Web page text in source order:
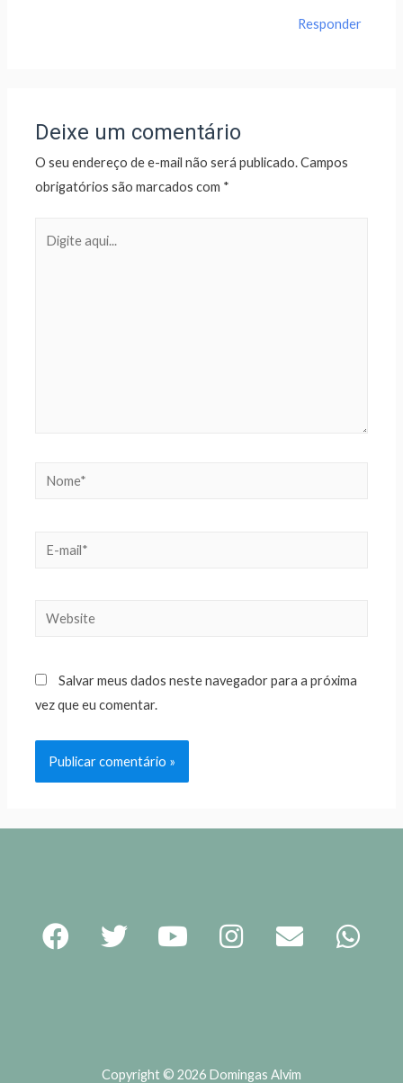
Responder
Deixe um comentário
O seu endereço de e-mail não será publicado.Campos
obrigatórios são marcados com *
Salvar meus dados neste navegador para a próxima
vez que eu comentar.
Copyright © 2026 Domingas Alvim